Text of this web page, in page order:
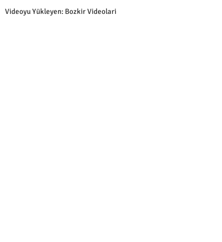
Videoyu Yükleyen: Bozkir Videolari